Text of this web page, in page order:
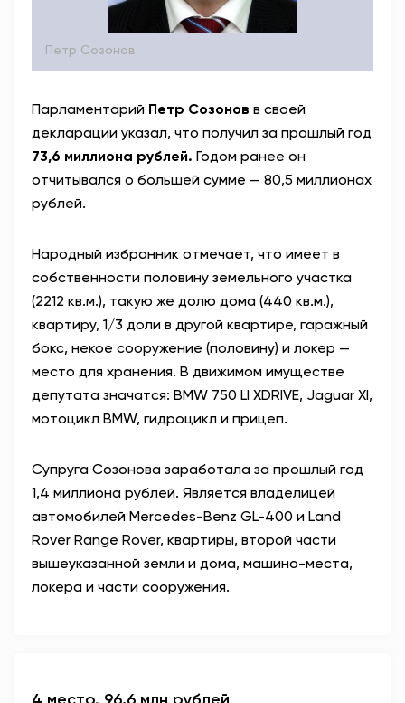
Петр Созонов
Парламентарий Петр Созонов в своей
декларации указал, что получил за прошлый год
73,6 миллиона рублей. Годом ранее он
отчитывался о большей сумме — 80,5 миллионах
рублей.
Народный избранник отмечает, что имеет в
собственности половину земельного участка
(2212 кв.м.), такую же долю дома (440 кв.м.),
квартиру, 1/3 доли в другой квартире, гаражный
бокс, некое сооружение (половину) и локер —
место для хранения. В движимом имуществе
депутата значатся: BMW 750 LI XDRIVE, Jaguar XI,
мотоцикл BMW, гидроцикл и прицеп.
Супруга Созонова заработала за прошлый год
1,4 миллиона рублей. Является владелицей
автомобилей Mercedes-Benz GL-400 и Land
Rover Range Rover, квартиры, второй части
вышеуказанной земли и дома, машино-места,
локера и части сооружения.